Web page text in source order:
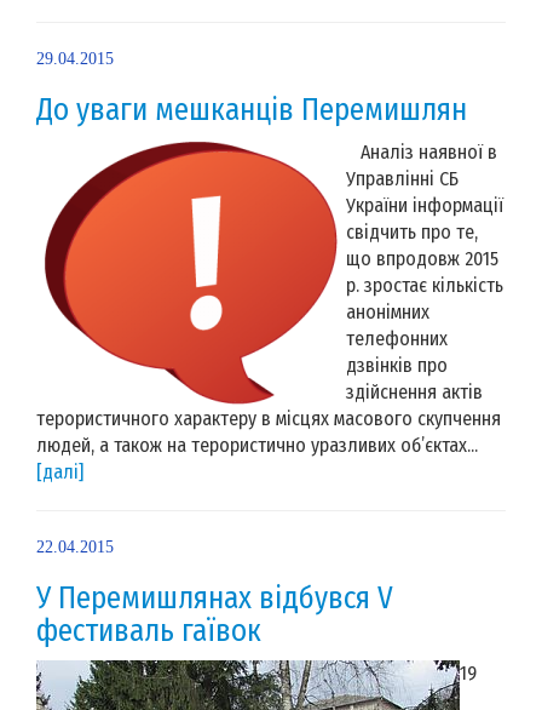
29.04.2015
До уваги мешканців Перемишлян
Аналіз наявної в
Управлінні СБ
України інформації
свідчить про те,
що впродовж 2015
р. зростає кількість
анонімних
телефонних
дзвінків про
здійснення актів
терористичного характеру в місцях масового скупчення
людей, а також на терористично уразливих об’єктах...
[далі]
22.04.2015
У Перемишлянах відбувся V
фестиваль гаївок
19